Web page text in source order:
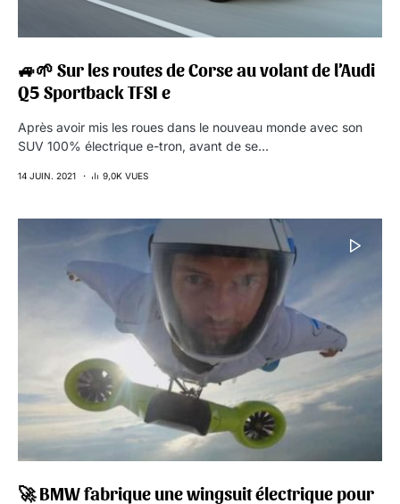
🚙🌱 Sur les routes de Corse au volant de l’Audi
Q5 Sportback TFSI e
Après avoir mis les roues dans le nouveau monde avec son
SUV 100% électrique e-tron, avant de se…
14 JUIN. 2021 9,0K VUES
🚀 BMW fabrique une wingsuit électrique pour